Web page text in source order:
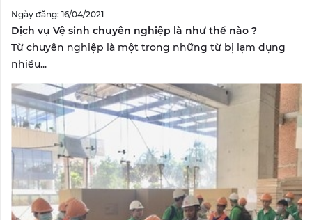
Ngày đăng: 16/04/2021
Dịch vụ Vệ sinh chuyên nghiệp là như thế nào ?
Từ chuyên nghiệp là một trong những từ bị lạm dụng
nhiều...